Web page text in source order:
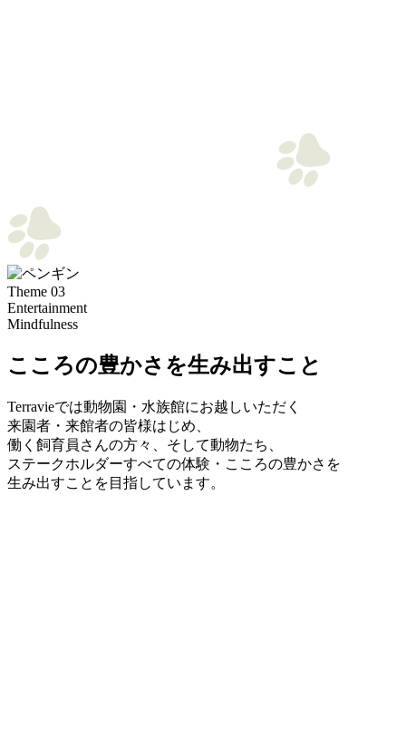
Theme 03
Entertainment
Mindfulness
こころの豊かさを生み出すこと
Terravieでは動物園・水族館にお越しいただく
来園者・来館者の皆様はじめ、
働く飼育員さんの方々、そして動物たち、
ステークホルダーすべての体験・こころの豊かさを
生み出すことを目指しています。